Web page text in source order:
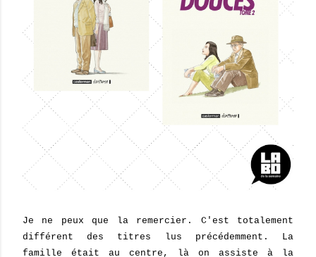
Je ne peux que la remercier. C'est totalement
différent des titres lus précédemment. La
famille était au centre, là on assiste à la